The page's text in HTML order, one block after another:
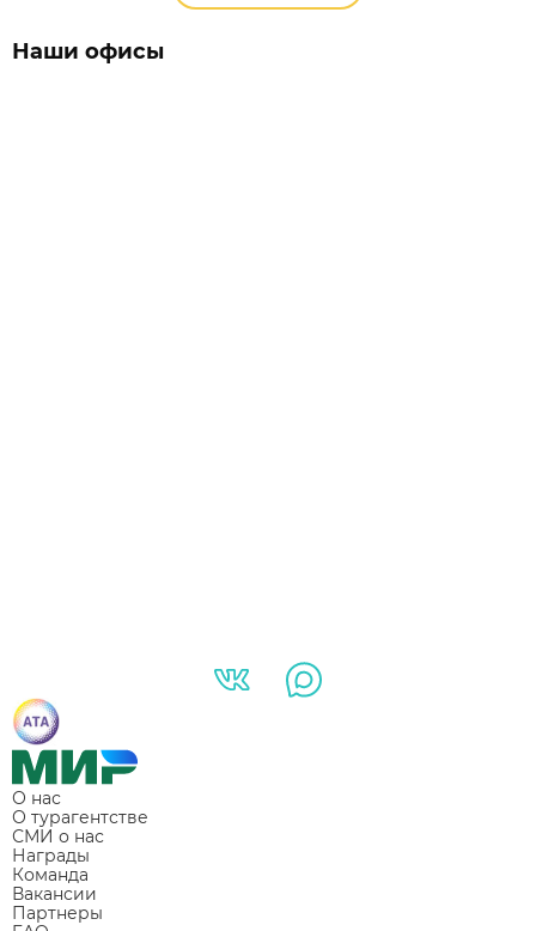
Наши офисы
О нас
О турагентстве
СМИ о нас
Награды
Команда
Вакансии
Партнеры